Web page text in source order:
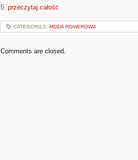
5. przeczytaj całość
CATEGORIES: MODA ROWEROWA
Comments are closed.